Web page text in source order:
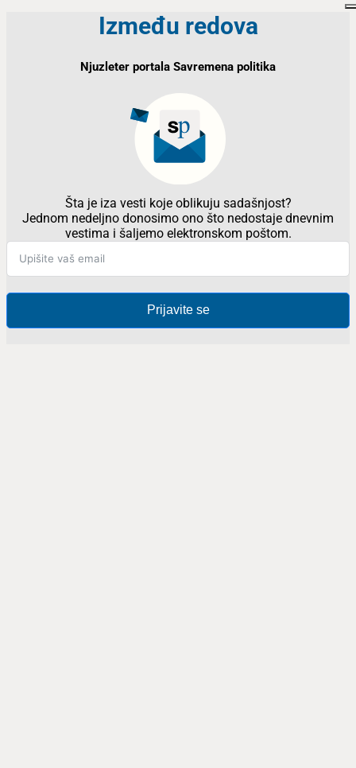
Između redova
Njuzleter portala Savremena politika
Šta je iza vesti koje oblikuju sadašnjost?
Jednom nedeljno donosimo ono što nedostaje dnevnim
vestima i šaljemo elektronskom poštom.
Prijavite se